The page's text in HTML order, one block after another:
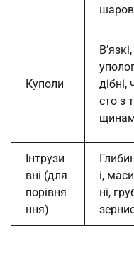
Куполи
дібні,
сто з
Інтрузи
вні (для
порівня
ння)
і,
ні,